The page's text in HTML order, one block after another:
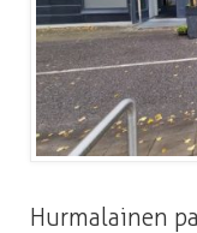
Hurmalainen